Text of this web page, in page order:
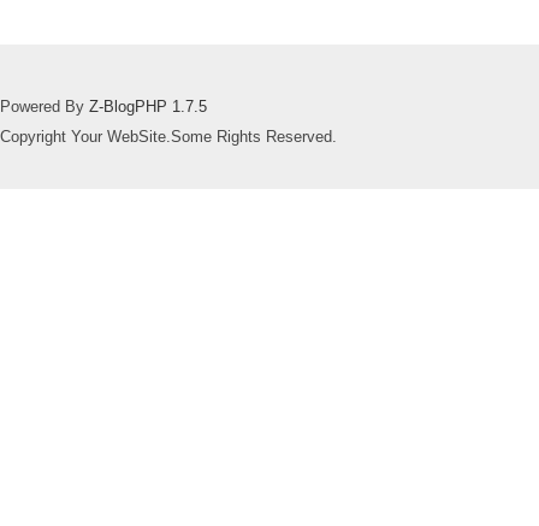
Powered By Z-BlogPHP 1.7.5
Copyright Your WebSite.Some Rights Reserved.